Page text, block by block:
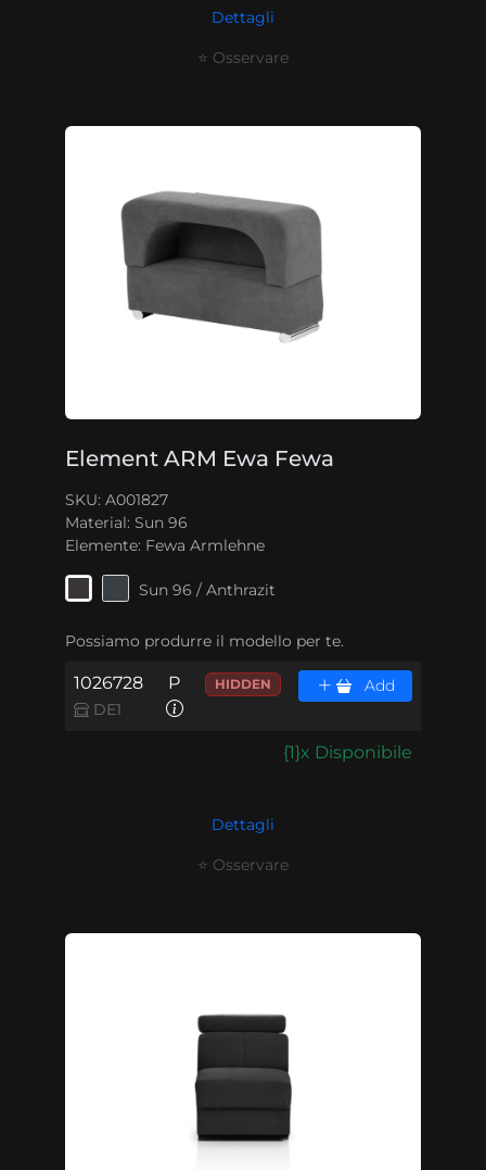
Dettagli
⭐ Osservare
Element ARM Ewa Fewa
SKU: A001827
Material: Sun 96
Elemente: Fewa Armlehne
Sun 96 / Anthrazit
Possiamo produrre il modello per te.
1026728
DE1
P HIDDEN Add
{1}x Disponibile
Dettagli
⭐ Osservare